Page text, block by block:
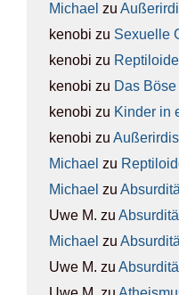
Michael zu
kenobi zu Sexu­el­le
kenobi zu Rep­ti­lo­ide
kenobi zu Das Böse
kenobi zu Kin­der in
kenobi zu
Michael zu
Michael zu
Uwe M. zu
Michael zu
Uwe M. zu